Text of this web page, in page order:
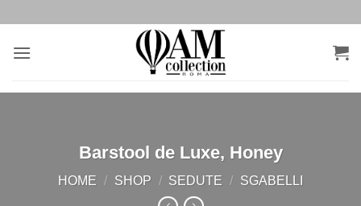
contenuti
Barstool de Luxe, Honey
HOME / SHOP / SEDUTE / SGABELLI